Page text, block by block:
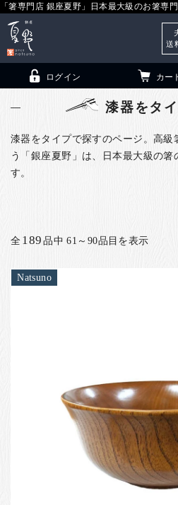
「箸専門店 銀座夏野」日本最大級のお箸専
こども和食器 小夏について
ご利用ガイド
ログイン カー
送
漆器をタ
漆器をタイプで探すのページ。高級
う「銀座夏野」は、日本最大級の
す。
全189品中 61～90品目を表示
Natsuno